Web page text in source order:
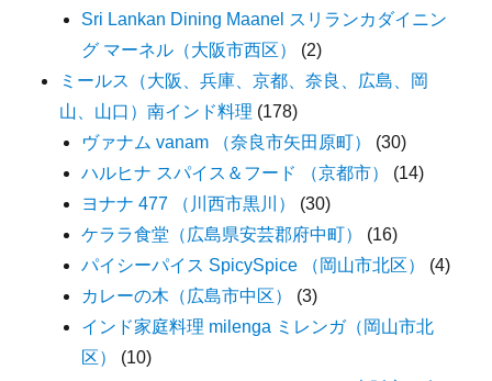
Sri Lankan Dining Maanel スリランカダイニン
グ マーネル（大阪市西区）
(2)
ミールス（大阪、兵庫、京都、奈良、広島、岡
山、山口）南インド料理 (178)
ヴァナム vanam （奈良市矢田原町）
(30)
ハルヒナ スパイス＆フード （京都市）
(14)
ヨナナ 477 （川西市黒川）
(30)
ケララ食堂（広島県安芸郡府中町）
(16)
パイシーパイス SpicySpice （岡山市北区）
(4)
カレーの木（広島市中区）
(3)
インド家庭料理 milenga ミレンガ（岡山市北
区）
(10)